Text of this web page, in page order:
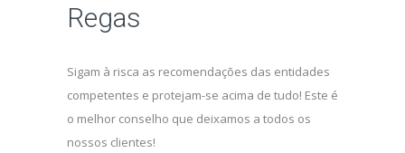
Regas
Sigam à risca as recomendações das entidades
competentes e protejam-se acima de tudo! Este é
o melhor conselho que deixamos a todos os
nossos clientes!